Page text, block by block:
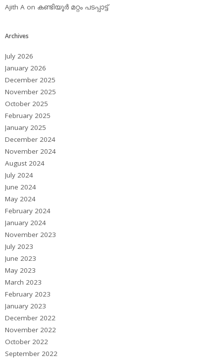
Ajith A on കണ്ടിയൂര്‍ മറ്റം പടപ്പാട്ട്‌
Archives
July 2026
January 2026
December 2025
November 2025
October 2025
February 2025
January 2025
December 2024
November 2024
August 2024
July 2024
June 2024
May 2024
February 2024
January 2024
November 2023
July 2023
June 2023
May 2023
March 2023
February 2023
January 2023
December 2022
November 2022
October 2022
September 2022